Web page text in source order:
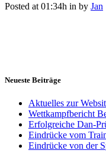
Posted at 01:34h in by Jan
Neueste Beiträge
Aktuelles zur
Wettkampfbericht
Erfolgreiche Dan-
Eindrücke vom
Eindrücke von der